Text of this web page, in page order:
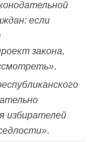
если
закона,
.
избирателей
.